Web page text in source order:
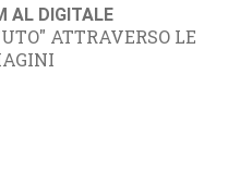
AL DIGITALE
ATTRAVERSO LE